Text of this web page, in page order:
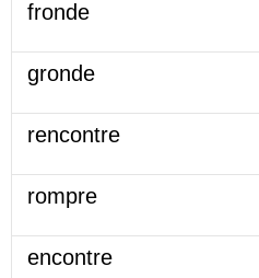
fronde
gronde
rencontre
rompre
encontre